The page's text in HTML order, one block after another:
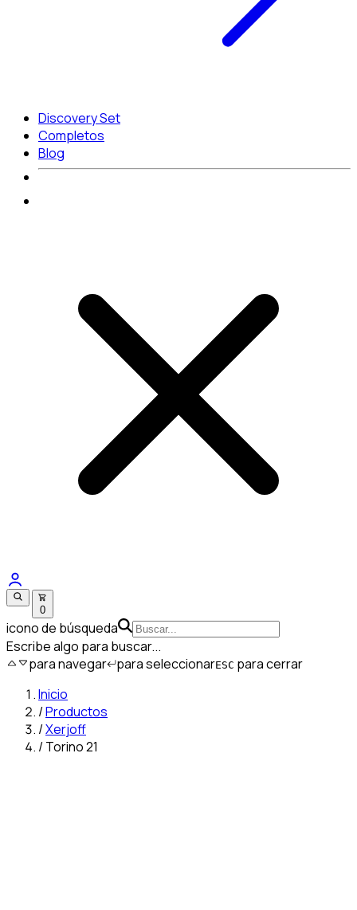
Discovery Set
Completos
Blog
0
icono de búsqueda
Escribe algo para buscar...
para navegar para seleccionarESC para cerrar
Inicio
/Productos
/Xerjoff
/Torino 21